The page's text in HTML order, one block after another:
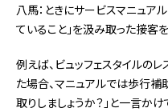
八馬：ときにサービスマニュア
ていること」を汲み取った接客
例えば、ビュッフェスタイルの
た場合、マニュアルでは歩行補
取りしましょうか？」と一言か